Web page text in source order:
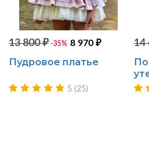
13 800 ₽ -35% 8 970 ₽
Пудровое платье
5 (25)
14